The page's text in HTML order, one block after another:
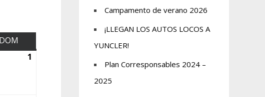
DOM
1
Campamento de verano 2026
¡LLEGAN LOS AUTOS LOCOS A
YUNCLER!
Plan Corresponsables 2024 –
2025